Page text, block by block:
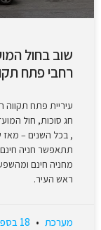
שוב בחול
רחבי פתח
עיריית פתח תקווה
חג סוכות, חול
מחניה חינם
ראש העיר.
מערכת